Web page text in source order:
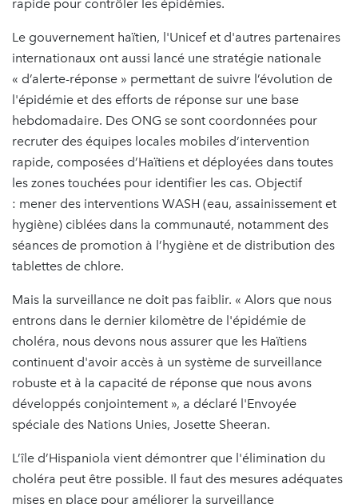
rapide pour contrôler les épidémies.
Le gouvernement haïtien, l'Unicef et d'autres partenaires
internationaux ont aussi lancé une stratégie nationale
« d’alerte-réponse » permettant de suivre l’évolution de
l'épidémie et des efforts de réponse sur une base
hebdomadaire. Des ONG se sont coordonnées pour
recruter des équipes locales mobiles d’intervention
rapide, composées d’Haïtiens et déployées dans toutes
les zones touchées pour identifier les cas. Objectif
: mener des interventions WASH (eau, assainissement et
hygiène) ciblées dans la communauté, notamment des
séances de promotion à l’hygiène et de distribution des
tablettes de chlore.
Mais la surveillance ne doit pas faiblir. « Alors que nous
entrons dans le dernier kilomètre de l'épidémie de
choléra, nous devons nous assurer que les Haïtiens
continuent d'avoir accès à un système de surveillance
robuste et à la capacité de réponse que nous avons
développés conjointement », a déclaré l'Envoyée
spéciale des Nations Unies, Josette Sheeran.
L’île d’Hispaniola vient démontrer que l'élimination du
choléra peut être possible. Il faut des mesures adéquates
mises en place pour améliorer la surveillance